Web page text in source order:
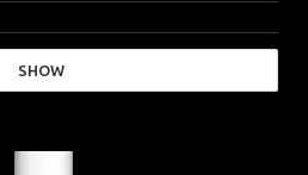
SHOW